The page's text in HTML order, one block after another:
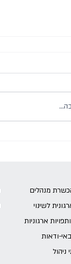
(ארגוני)
מנהלים
לשינוי
ארגוניות
ודאות
ניהול